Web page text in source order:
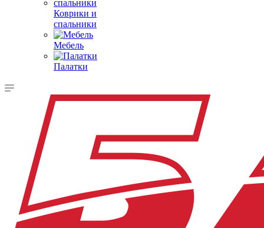
Коврики и
спальники
Мебель
Палатки